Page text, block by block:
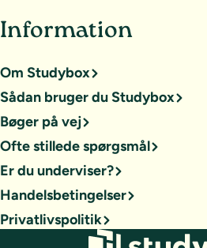
Information
Om Studybox
Sådan bruger du Studybox
Bøger på vej
Ofte stillede spørgsmål
Er du underviser?
Handelsbetingelser
Privatlivspolitik